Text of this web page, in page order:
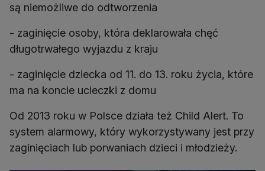
są niemożliwe do odtworzenia
- zaginięcie osoby, która deklarowała chęć
długotrwałego wyjazdu z kraju
- zaginięcie dziecka od 11. do 13. roku życia, które
ma na koncie ucieczki z domu
Od 2013 roku w Polsce działa też Child Alert. To
system alarmowy, który wykorzystywany jest przy
zaginięciach lub porwaniach dzieci i młodzieży.